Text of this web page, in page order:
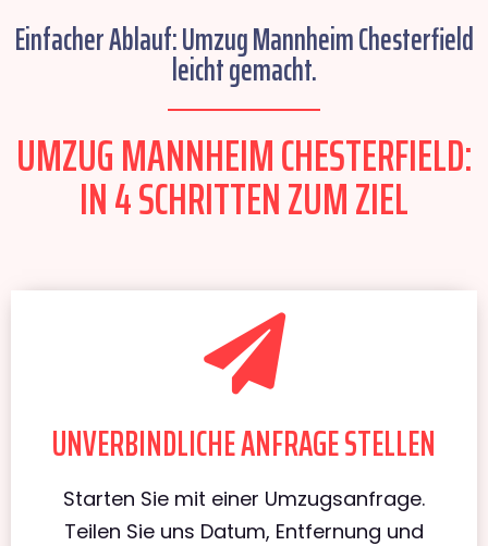
Einfacher Ablauf: Umzug Mannheim Chesterfield
leicht gemacht.
UMZUG MANNHEIM CHESTERFIELD:
IN 4 SCHRITTEN ZUM ZIEL
UNVERBINDLICHE ANFRAGE STELLEN
Starten Sie mit einer Umzugsanfrage.
Teilen Sie uns Datum, Entfernung und